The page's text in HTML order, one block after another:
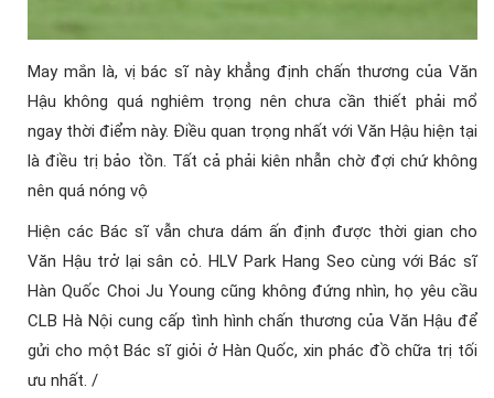
May mắn là, vị bác sĩ này khẳng định chấn thương của Văn
Hậu không quá nghiêm trọng nên chưa cần thiết phải mổ
ngay thời điểm này. Điều quan trọng nhất với Văn Hậu hiện tại
là điều trị bảo tồn. Tất cả phải kiên nhẫn chờ đợi chứ không
nên quá nóng vộ
Hiện các Bác sĩ vẫn chưa dám ấn định được thời gian cho
Văn Hậu trở lại sân cỏ. HLV Park Hang Seo cùng với Bác sĩ
Hàn Quốc Choi Ju Young cũng không đứng nhìn, họ yêu cầu
CLB Hà Nội cung cấp tình hình chấn thương của Văn Hậu để
gửi cho một Bác sĩ giỏi ở Hàn Quốc, xin phác đồ chữa trị tối
ưu nhất. /